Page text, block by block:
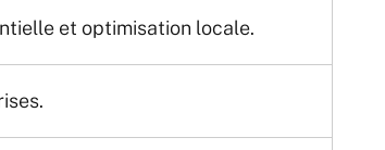
et optimisation locale.